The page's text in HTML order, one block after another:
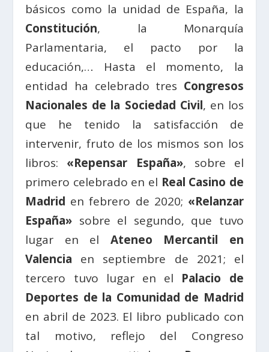
básicos como la unidad de España, la
Constitución, la Monarquía
Parlamentaria, el pacto por la
educación,… Hasta el momento, la
entidad ha celebrado tres Congresos
Nacionales de la Sociedad Civil, en los
que he tenido la satisfacción de
intervenir, fruto de los mismos son los
libros: «Repensar España», sobre el
primero celebrado en el Real Casino de
Madrid en febrero de 2020; «Relanzar
España» sobre el segundo, que tuvo
lugar en el Ateneo Mercantil en
Valencia en septiembre de 2021; el
tercero tuvo lugar en el Palacio de
Deportes de la Comunidad de Madrid
en abril de 2023. El libro publicado con
tal motivo, reflejo del Congreso